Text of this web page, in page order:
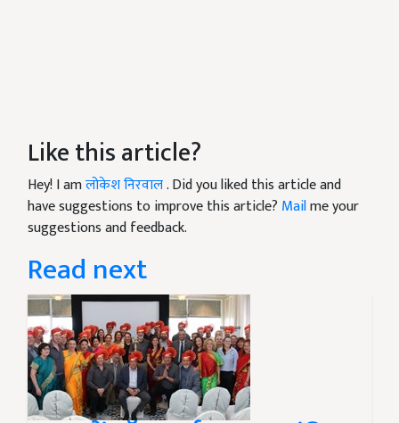
Like this article?
Hey! I amलोकेश निरवाल. Did you liked this article and
have suggestions to improve this article? Mailme your
suggestions and feedback.
Read next